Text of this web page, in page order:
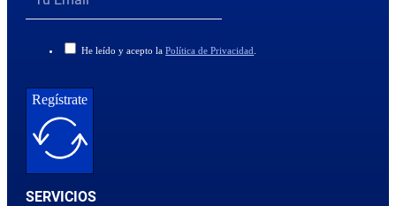
He leído y acepto laPolítica de Privacidad
Regístrate
SERVICIOS